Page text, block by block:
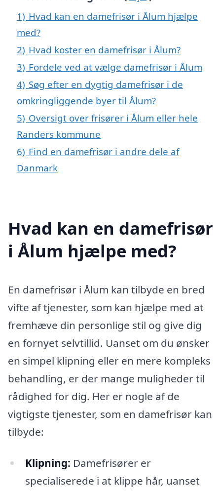
1) Hvad kan en damefrisør i Ålum hjælpe
med?
2) Hvad koster en damefrisør i Ålum?
3) Fordele ved at vælge damefrisør i Ålum
4) Søg efter en dygtig damefrisør i de
omkringliggende byer til Ålum?
5) Oversigt over frisører i Ålum eller hele
Randers kommune
6) Find en damefrisør i andre dele af
Danmark
Hvad kan en damefrisør
i Ålum hjælpe med?
En damefrisør i Ålum kan tilbyde en bred
vifte af tjenester, som kan hjælpe med at
fremhæve din personlige stil og give dig
en fornyet selvtillid. Uanset om du ønsker
en simpel klipning eller en mere kompleks
behandling, er der mange muligheder til
rådighed for dig. Her er nogle af de
vigtigste tjenester, som en damefrisør kan
tilbyde:
Klipning: Damefrisører er
specialiserede i at klippe hår, uanset